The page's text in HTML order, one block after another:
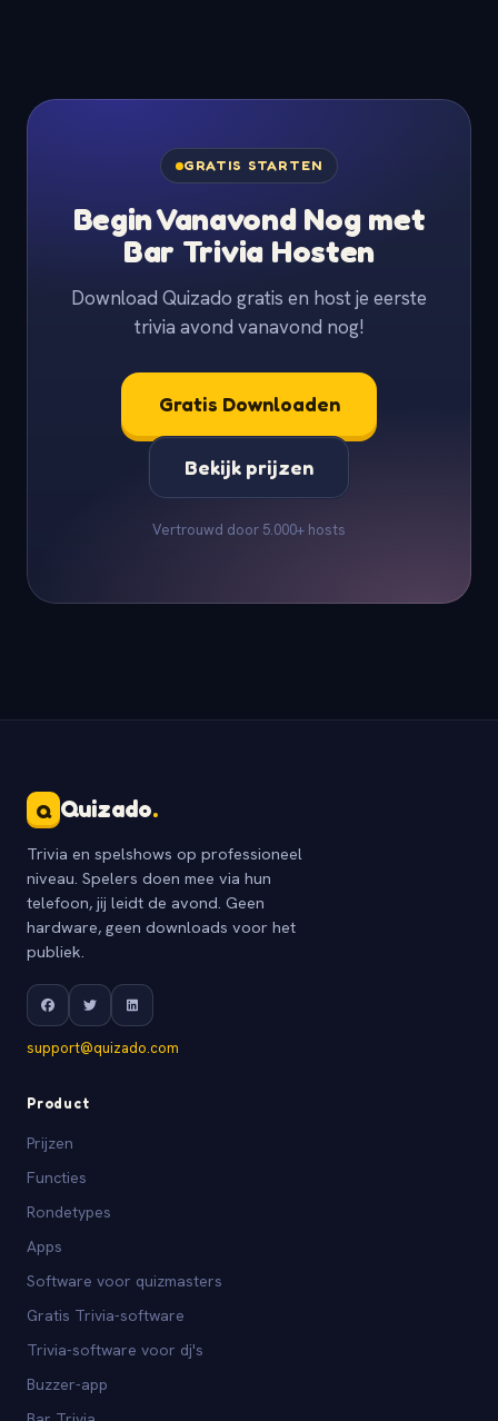
GRATIS STARTEN
Begin Vanavond Nog met
Bar Trivia Hosten
Download Quizado gratis en host je eerste
trivia avond vanavond nog!
Gratis Downloaden
Bekijk prijzen
Vertrouwd door 5.000+ hosts
Q Quizado.
Trivia en spelshows op professioneel
niveau. Spelers doen mee via hun
telefoon, jij leidt de avond. Geen
hardware, geen downloads voor het
publiek.
support@quizado.com
Product
Prijzen
Functies
Rondetypes
Apps
Software voor quizmasters
Gratis Trivia-software
Trivia-software voor dj's
Buzzer-app